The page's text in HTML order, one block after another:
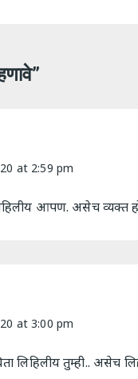
”
at 2:59 pm
आपण. असेच व्यक्त
at 3:00 pm
लिहिलीय तुम्ही.. असेच